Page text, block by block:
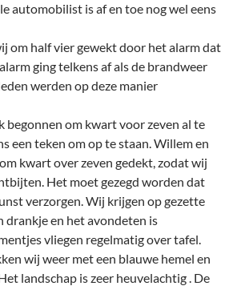
automobilist is af en toe nog wel eens
om half vier gewekt door het alarm dat
ging telkens af als de brandweer
werden op deze manier
begonnen om kwart voor zeven al te
een teken om op te staan. Willem en
kwart over zeven gedekt, zodat wij
Het moet gezegd worden dat
verzorgen. Wij krijgen op gezette
drankje en het avondeten is
vliegen regelmatig over tafel.
wij weer met een blauwe hemel en
landschap is zeer heuvelachtig . De